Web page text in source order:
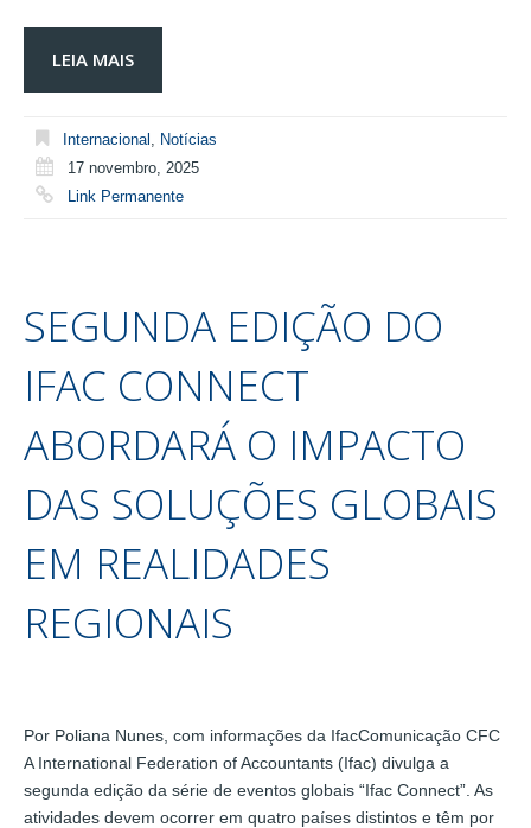
LEIA MAIS
Internacional , Notícias
17 novembro, 2025
Link Permanente
SEGUNDA EDIÇÃO DO
IFAC CONNECT
ABORDARÁ O IMPACTO
DAS SOLUÇÕES GLOBAIS
EM REALIDADES
REGIONAIS
Por Poliana Nunes, com informações da IfacComunicação CFC
A International Federation of Accountants (Ifac) divulga a
segunda edição da série de eventos globais “Ifac Connect”. As
atividades devem ocorrer em quatro países distintos e têm por